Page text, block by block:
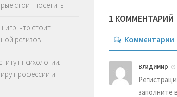
1 КОММЕНТАРИЙ
Комментарии
Владимир
заполните
стоит посетить
игр: что стоит
релизов
психологии:
профессии и